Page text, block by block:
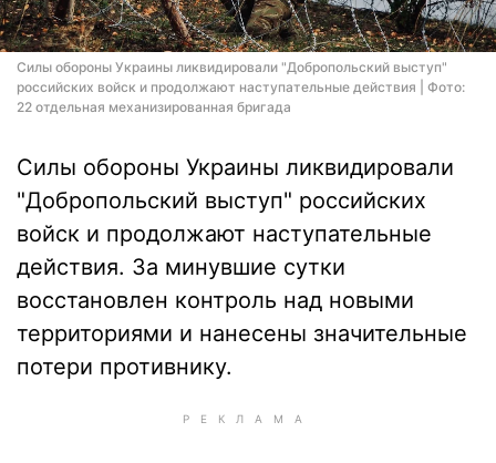
Силы обороны Украины ликвидировали "Добропольский выступ"
российских войск и продолжают наступательные действия | Фото:
22 отдельная механизированная бригада
Силы обороны Украины ликвидировали
"Добропольский выступ" российских
войск и продолжают наступательные
действия. За минувшие сутки
восстановлен контроль над новыми
территориями и нанесены значительные
потери противнику.